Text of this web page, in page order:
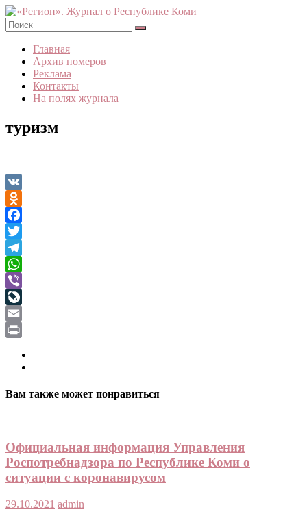
Skip
to
content
«Регион».
Журнал
Республике
Коми
Главная
Архив номеров
Реклама
Контакты
На полях журнала
туризм
VK
Odnoklassniki
Facebook
Twitter
Telegram
WhatsApp
Viber
LiveJournal
Email
Вам также может понравиться
Официальная информация Управления
Роспотребнадзора по Республике Коми о
ситуации с коронавирусом
29.10.2021 admin